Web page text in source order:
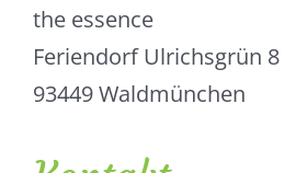
the essence
Feriendorf Ulrichsgrün 8
93449 Waldmünchen